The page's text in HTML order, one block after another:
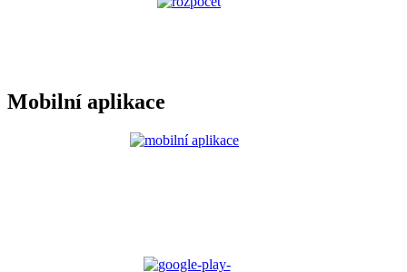
Mobilní aplikace